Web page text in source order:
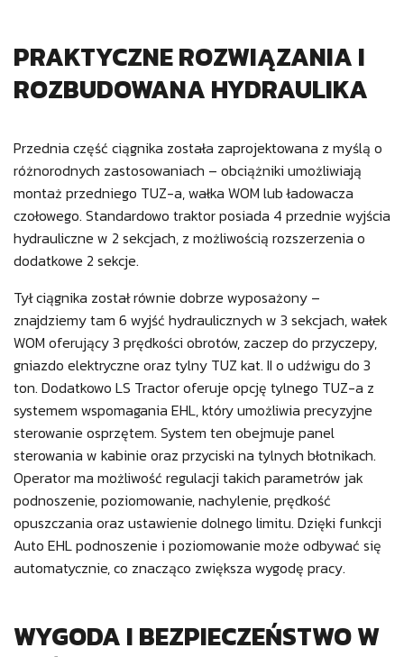
PRAKTYCZNE ROZWIĄZANIA I
ROZBUDOWANA HYDRAULIKA
Przednia część ciągnika została zaprojektowana z myślą o
różnorodnych zastosowaniach – obciążniki umożliwiają
montaż przedniego TUZ-a, wałka WOM lub ładowacza
czołowego. Standardowo traktor posiada 4 przednie wyjścia
hydrauliczne w 2 sekcjach, z możliwością rozszerzenia o
dodatkowe 2 sekcje.
Tył ciągnika został równie dobrze wyposażony –
znajdziemy tam 6 wyjść hydraulicznych w 3 sekcjach, wałek
WOM oferujący 3 prędkości obrotów, zaczep do przyczepy,
gniazdo elektryczne oraz tylny TUZ kat. II o udźwigu do 3
ton. Dodatkowo LS Tractor oferuje opcję tylnego TUZ-a z
systemem wspomagania EHL, który umożliwia precyzyjne
sterowanie osprzętem. System ten obejmuje panel
sterowania w kabinie oraz przyciski na tylnych błotnikach.
Operator ma możliwość regulacji takich parametrów jak
podnoszenie, poziomowanie, nachylenie, prędkość
opuszczania oraz ustawienie dolnego limitu. Dzięki funkcji
Auto EHL podnoszenie i poziomowanie może odbywać się
automatycznie, co znacząco zwiększa wygodę pracy.
WYGODA I BEZPIECZEŃSTWO W